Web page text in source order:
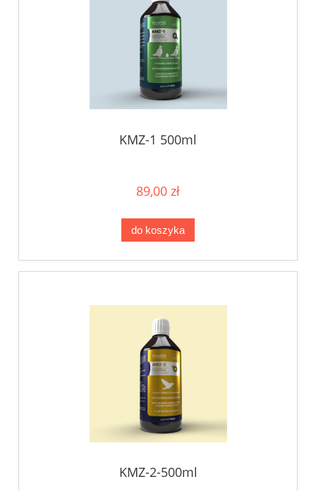
KMZ-1 500ml
89,00 zł
do koszyka
KMZ-2-500ml